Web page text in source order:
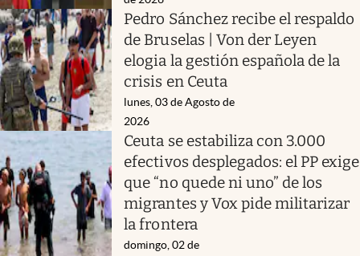
Pedro Sánchez recibe el respaldo
de Bruselas | Von der Leyen
elogia la gestión española de la
crisis en Ceuta
lunes, 03 de Agosto de
2026
Ceuta se estabiliza con 3.000
efectivos desplegados: el PP exige
que “no quede ni uno” de los
migrantes y Vox pide militarizar
la frontera
domingo, 02 de